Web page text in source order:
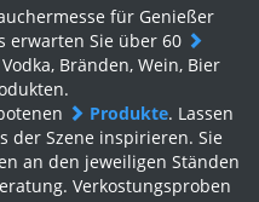
für Genießer
erwarten Sie über 60
Bränden, Wein, Bier
Produkte. Lassen
der Szene inspirieren. Sie
an den jeweiligen Ständen
Verkostungsproben